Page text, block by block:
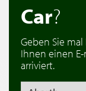
Car?
Geben Sie
Ihnen einen
arriviert.